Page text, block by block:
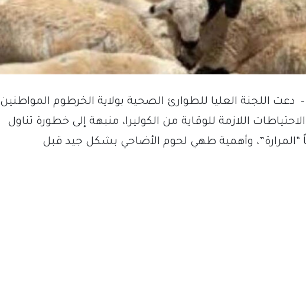
– دعت اللجنة العليا للطوارئ الصحية بولاية الخرطوم المواطنين
اللازمة للوقاية من الكوليرا، منبهة إلى خطورة تناول
“المرارة”، وأهمية طهي لحوم الأضاحي بشكل جيد قبل